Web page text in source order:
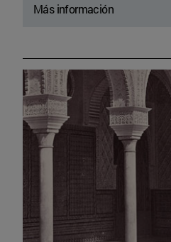
Más información